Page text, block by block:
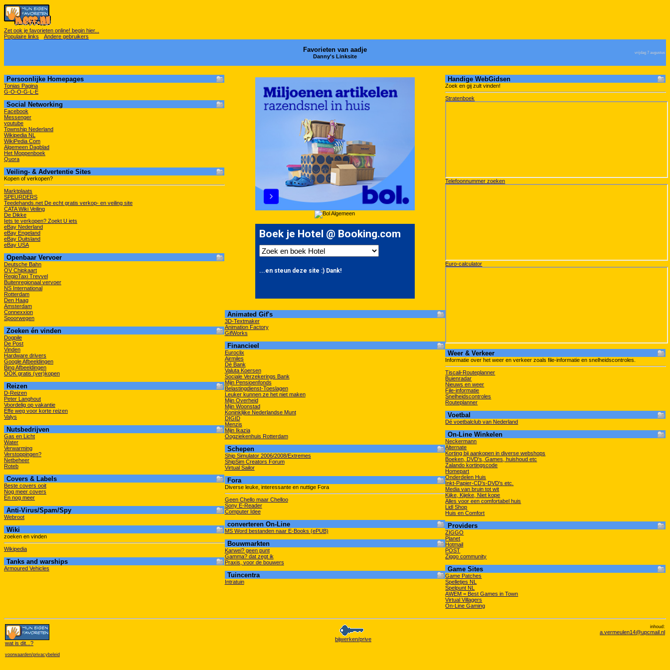
Zet ook je favorieten online! begin hier...
Populaire links
Andere gebruikers
Favorieten van aadje
Danny's Linksite
vrijdag 7 augustus
Persoonlijke Homepages
Tonias Pagina
G-O-O-G-L-E
Social Networking
Facebook
Messenger
youtube
Township Nederland
Wikipedia NL
WikiPedia Com
Algemeen Dagblad
Het Moppenboek
Quora
Veiling- & Advertentie Sites
Kopen of verkopen?
Marktplaats
SPEURDERS
Teedehands.net De echt gratis verkop- en veiling site
CATA Wiki Veiling
De Dikke
Iets te verkopen? Zoekt U iets
eBay Nederland
eBay Engeland
eBay Duitsland
eBay USA
Openbaar Vervoer
Deutsche Bahn
OV Chipkaart
RegioTaxi Trevvel
Buitenregionaal vervoer
NS International
Rotterdam
Den Haag
Amsterdam
Connexxion
Spoorwegen
Zoeken én vinden
Dogpile
De Post
Vinden
Hardware drivers
Google Afbeeldingen
Bing Afbeeldingen
ÓÓK gratis (ver)kopen
Reizen
D-Reizen
Peter Langhout
Voordelig op vakantie
Effe weg voor korte reizen
Valys
Nutsbedrijven
Gas en Licht
Water
Verwarming
Verstoppingen?
Netbeheer
Roteb
Covers & Labels
Beste covers ooit
Nog meer covers
En nog meer
Anti-Virus/Spam/Spy
Webroot
Wiki
zoeken en vinden
Wikipedia
Tanks and warships
Armoured Vehicles
Animated Gif's
3D-Textmaker
Animation Factory
GifWorks
Financieel
Euroclix
Airmiles
Dé Bank
Valuta Koersen
Sociale Verzekerings Bank
Mijn Pensioenfonds
Belastingdienst-Toeslagen
Leuker kunnen ze het niet maken
Mijn Overheid
Mijn Woonstad
Koninklijke Nederlandse Munt
DIGID
Menzis
Mijn Ikazia
Oogziekenhuis Rotterdam
Schepen
Ship Simulator 2006/2008/Extremes
ShipSim Creators Forum
Virtual Sailor
Fora
Diverse leuke, interessante en nuttige Fora
Geen Chello maar Chelloo
Sony E-Reader
Computer Idee
converteren On-Line
MS Word bestanden naar E-Books (ePUB)
Bouwmarkten
Karwei? geen punt
Gamma? dat zegt ik
Praxis, voor de bouwers
Tuincentra
Intratuin
Handige WebGidsen
Zoek en gij zult vinden!
Stratenboek
Telefoonnummer zoeken
Euro-calculator
Weer & Verkeer
Informatie over het weer en verkeer zoals file-informatie en snelheidscontroles.
Tiscali-Routeplanner
Buienradar
Nieuws en weer
File-informatie
Snelheidscontroles
Routeplanner
Voetbal
Dé voetbalclub van Nederland
On-Line Winkelen
Neckermann
Alternate
Korting bij aankopen in diverse webshops
Boeken, DVD's, Games, huishoud etc
Zalando kortingscode
Homepart
Onderdelen Huis
Inkt-Papier-CD's-DVD's etc.
Media van bruin tot wit
Kijke, Kijeke, Niet kope
Alles voor een comfortabel huis
Lidl Shop
Huis en Comfort
Providers
ZIGGO
Planet
Hotmail
POST
Ziggo community
Game Sites
Game Patches
Spelletjes NL
Spelpunt NL
AWEM = Best Games in Town
Virtual Villagers
On-Line Gaming
wat is dit ...?
voorwaarden/privacybeleid
bijwerken/prive
inhoud:
a.vermeulen14@upcmail.nl